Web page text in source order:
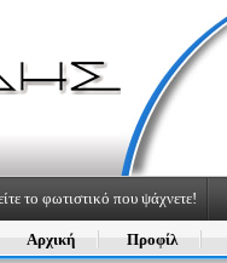
το φωτιστικό που ψάχνετε!
Αρχική Προφίλ